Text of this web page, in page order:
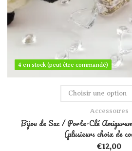
4 en stock (peut être commandé)
4 en stock (peut être commandé)
Accessoires
Bijou de Sac / Porte-Clé
(plusieurs choix de
€12,00